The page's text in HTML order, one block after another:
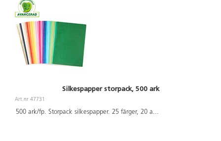
Silkespapper storpack, 500 ark
Art.nr 47731
500 ark/fp. Storpack silkespapper. 25 färger, 20 a...